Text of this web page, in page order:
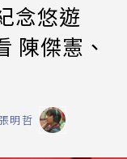
念悠遊
陳傑憲、
明哲